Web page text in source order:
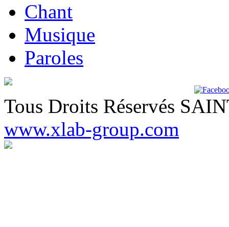
Chant
Musique
Paroles
Tous Droits Réservés
www.xlab-group.com